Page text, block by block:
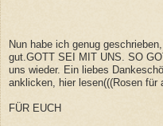
Nun habe ich genug
gut.GOTT SEI MIT UNS. SO
uns wieder. Ein liebes
anklicken, hier lesen(((Rosen für
FÜR EUCH